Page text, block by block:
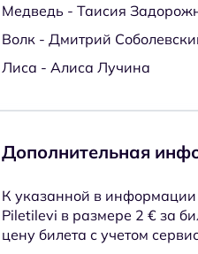
Медведь - Таисия
Волк - Дмитрий
Лиса - Алиса Лучина
Дополнительная
К указанной в информации
Piletilevi в размере 2 € за
цену билета с учетом